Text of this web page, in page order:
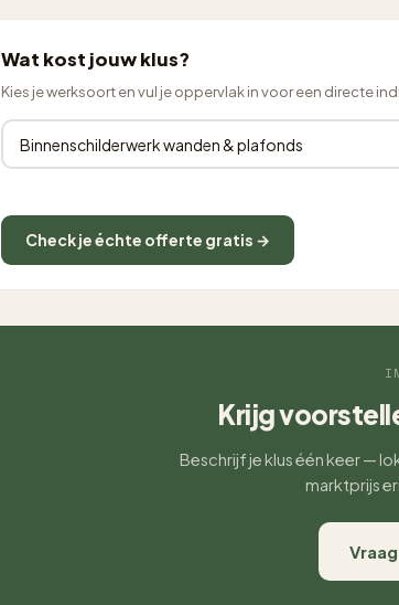
Wat kost jouw klus?
Kies je werksoort en vul je oppervlak in voor een directe
Check je échte offerte gratis →
Krijg
Beschrijf je klus één keer —
marktprijs